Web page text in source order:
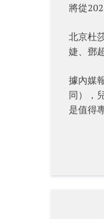
將從
北京杜
婕、鄧
據內媒
同），
是值得